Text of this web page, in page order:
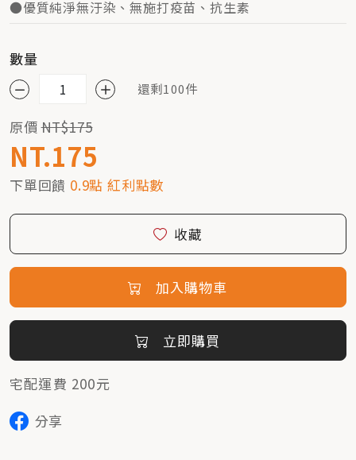
●優質純淨無汙染、無施打疫苗、抗生素
數量
還剩100件
原價NT$175
NT.175
下單回饋 0.9點 紅利點數
收藏
加入購物車
立即購買
宅配運費 200元
分享